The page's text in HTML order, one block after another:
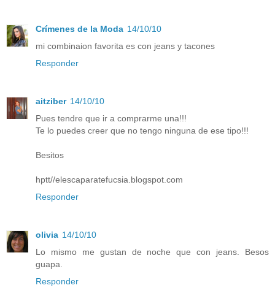
Crímenes de la Moda 14/10/10
mi combinaion favorita es con jeans y tacones
Responder
aitziber 14/10/10
Pues tendre que ir a comprarme una!!!
Te lo puedes creer que no tengo ninguna de ese tipo!!!
Besitos
hptt//elescaparatefucsia.blogspot.com
Responder
olivia 14/10/10
Lo mismo me gustan de noche que con jeans. Besos
guapa.
Responder